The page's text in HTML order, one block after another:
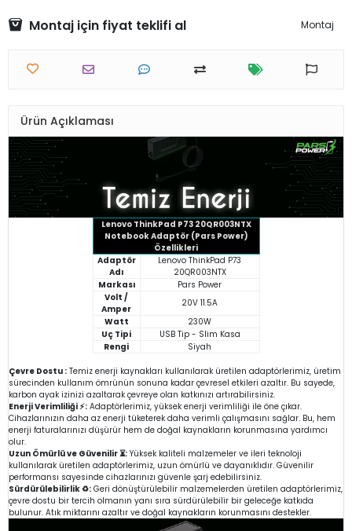
Montaj için fiyat teklifi al Montaj
Ürün Açıklaması
Lenovo ThinkPad P73 20QR003NTX
Notebook Adaptör (Pars Power)
Özellikleri
Adaptör
Adı
Lenovo ThinkPad P73
20QR003NTX
Markası
Pars Power
Volt /
Amper
20V 11.5A
Watt
230W
Uç Tipi
USB Tip - Slim Kasa
Rengi
Siyah
Çevre Dostu : Temiz enerji kaynakları kullanılarak üretilen adaptörlerimiz, üretim
sürecinden kullanım ömrünün sonuna kadar çevresel etkileri azaltır. Bu sayede,
karbon ayak izinizi azaltarak çevreye olan katkınızı artırabilirsiniz.
Enerji Verimliliği ⚡: Adaptörlerimiz, yüksek enerji verimliliği ile öne çıkar.
Cihazlarınızın daha az enerji tüketerek daha verimli çalışmasını sağlar. Bu, hem
enerji faturalarınızı düşürür hem de doğal kaynakların korunmasına yardımcı
olur.
Uzun Ömürlü ve Güvenilir ⏳: Yüksek kaliteli malzemeler ve ileri teknoloji
kullanılarak üretilen adaptörlerimiz, uzun ömürlü ve dayanıklıdır. Güvenilir
performansı sayesinde cihazlarınızı güvenle şarj edebilirsiniz.
Sürdürülebilirlik ♻️: Geri dönüştürülebilir malzemelerden üretilen adaptörlerimiz,
çevre dostu bir tercih olmanın yanı sıra sürdürülebilir bir geleceğe katkıda
bulunur. Atık miktarını azaltır ve doğal kaynakların korunmasını destekler.